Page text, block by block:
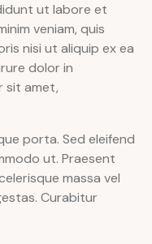
ut labore et
veniam, quis
nisi ut aliquip ex ea
dolor in
sit amet,
porta. Sed eleifend
ut. Praesent
massa vel
Curabitur